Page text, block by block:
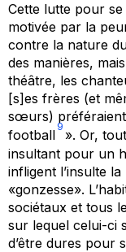
Cette lutte pour
motivée par la
contre la nature
des manières,
théâtre, les
[s]es frères (et
sœurs) préféraient
football
9
». Or,
insultant pour un
infligent l’insulte
«gonzesse».
sociétaux et tous
sur lequel celui-ci
d’être dures pour